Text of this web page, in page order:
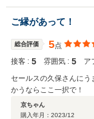
ご縁があって！
総合評価 5点
接客 : 5 雰囲気 : 5 ア
セールスの久保さんにう
かうならここ一択で！
京ちゃん
購入年月： 2023/12